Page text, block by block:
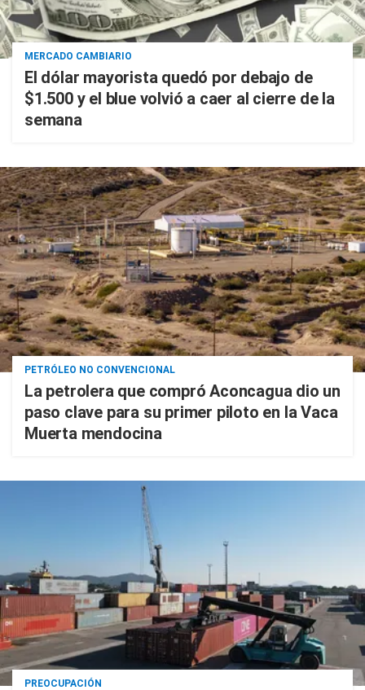
MERCADO CAMBIARIO
El dólar mayorista quedó por debajo de
$1.500 y el blue volvió a caer al cierre de la
semana
PETRÓLEO NO CONVENCIONAL
La petrolera que compró Aconcagua dio un
paso clave para su primer piloto en la Vaca
Muerta mendocina
PREOCUPACIÓN